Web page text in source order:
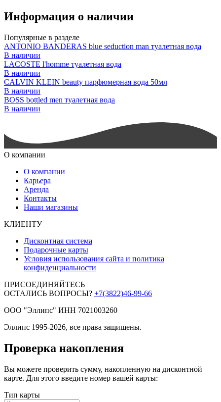
Информация о наличии
Популярные в разделе
ANTONIO BANDERAS blue seduction man туалетная вода
В наличии
LACOSTE l'homme туалетная вода
В наличии
CALVIN KLEIN beauty парфюмерная вода 50мл
В наличии
BOSS bottled men туалетная вода
В наличии
О компании
О компании
Карьера
Аренда
Контакты
Наши магазины
КЛИЕНТУ
Дисконтная система
Подарочные карты
Условия использования сайта и политика
конфиденциальности
ПРИСОЕДИНЯЙТЕСЬ
ОСТАЛИСЬ ВОПРОСЫ? +7(3822)46-99-66
ООО "Эллипс" ИНН 7021003260
Эллипс 1995-2026, все права защищены.
Проверка накопления
Вы можете проверить сумму, накопленную на дисконтной
карте. Для этого введите номер вашей карты:
Тип карты